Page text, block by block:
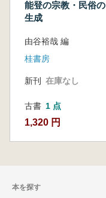
能登の宗教・民俗の
生成
由谷裕哉 編
桂書房
新刊 在庫なし
古書 1 点
1,320 円
本を探す